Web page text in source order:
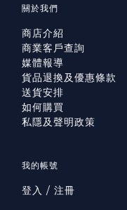
關於我們
商店介紹
商業客戶查詢
媒體報導
貨品退換及優惠條款
送貨安排
如何購買
私隱及聲明政策
我的帳號
登入 / 注冊